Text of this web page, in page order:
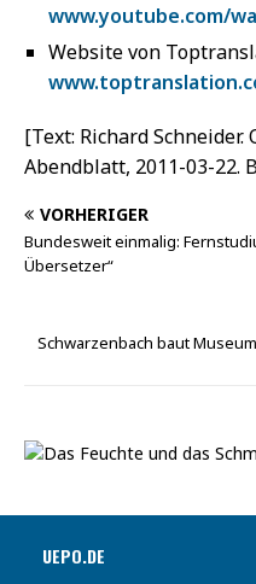
www.youtube.com/
Website von
[Text: Richard
Abendblatt, 2011-03-22.
VORHERIGER
Bundesweit einmalig:
Übersetzer“
Schwarzenbach baut
UEPO.DE